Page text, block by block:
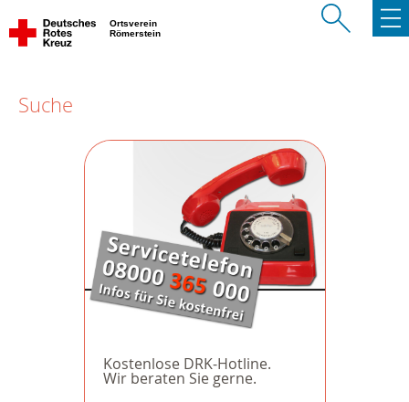
Ortsverein
Römerstein
Suche
Kostenlose DRK-Hotline.
Wir beraten Sie gerne.